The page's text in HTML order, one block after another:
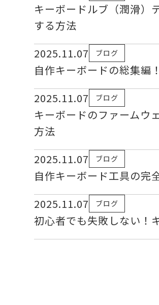
キーボードルブ（潤滑）
する方法
2025.11.07
ブログ
自作キーボードの総集編
2025.11.07
ブログ
キーボードのファームウ
方法
2025.11.07
ブログ
自作キーボード工具の完
2025.11.07
ブログ
初心者でも失敗しない！